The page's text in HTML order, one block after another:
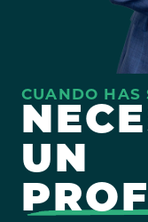
CUANDO HAS
UN